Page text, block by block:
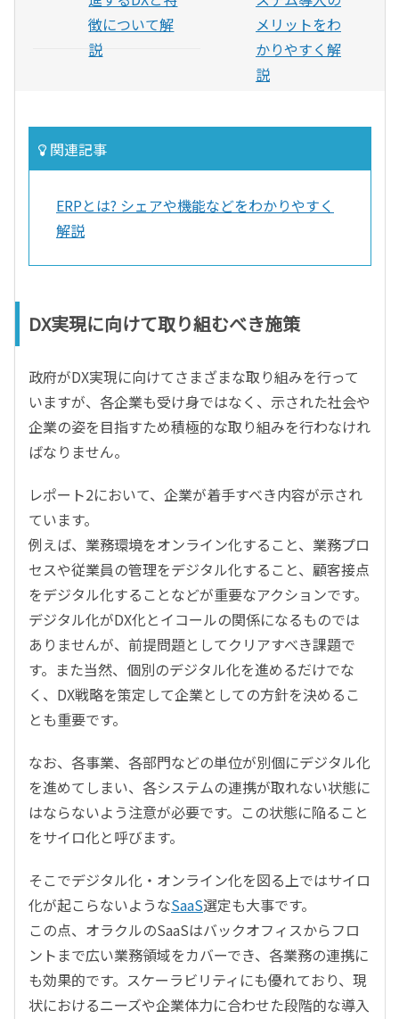
徴について解
説
メリットをわ
かりやすく解
説
関連記事
ERPとは? シェアや機能などをわかりやすく
解説
DX実現に向けて取り組むべき施策
政府がDX実現に向けてさまざまな取り組みを行って
いますが、各企業も受け身ではなく、示された社会や
企業の姿を目指すため積極的な取り組みを行わなけれ
ばなりません。
レポート2において、企業が着手すべき内容が示され
ています。
例えば、業務環境をオンライン化すること、業務プロ
セスや従業員の管理をデジタル化すること、顧客接点
をデジタル化することなどが重要なアクションです。
デジタル化がDX化とイコールの関係になるものでは
ありませんが、前提問題としてクリアすべき課題で
す。また当然、個別のデジタル化を進めるだけでな
く、DX戦略を策定して企業としての方針を決めるこ
とも重要です。
なお、各事業、各部門などの単位が別個にデジタル化
を進めてしまい、各システムの連携が取れない状態に
はならないよう注意が必要です。この状態に陥ること
をサイロ化と呼びます。
そこでデジタル化・オンライン化を図る上ではサイロ
化が起こらないようなSaaS選定も大事です。
この点、オラクルのSaaSはバックオフィスからフロ
ントまで広い業務領域をカバーでき、各業務の連携に
も効果的です。スケーラビリティにも優れており、現
状におけるニーズや企業体力に合わせた段階的な導入